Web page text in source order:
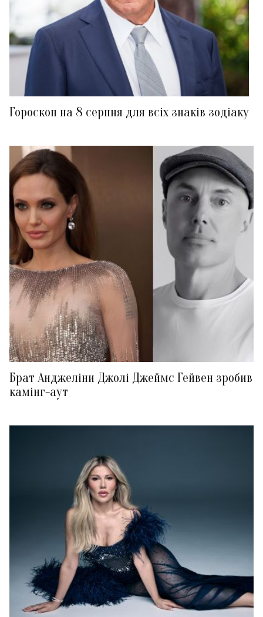
Гороскоп на 8 серпня для всіх знаків зодіаку
Брат Анджеліни Джолі Джеймс Гейвен зробив
камінг-аут